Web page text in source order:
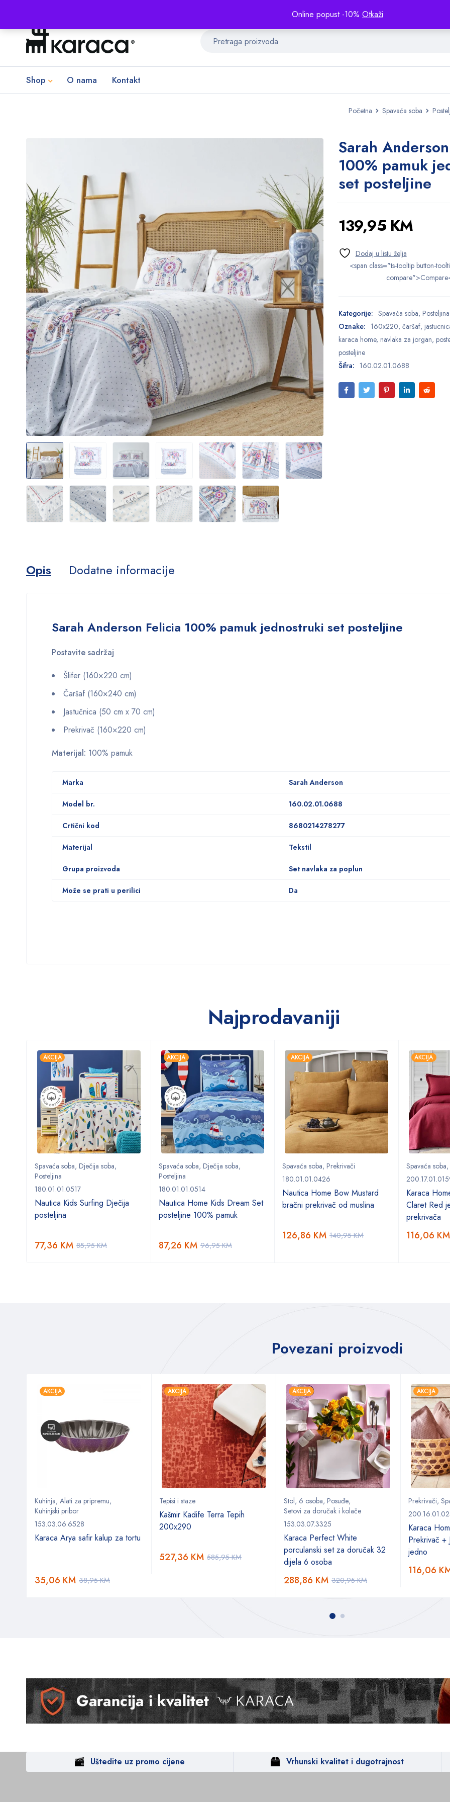
Online popust -10% Otkaži
Shop O nama Kontakt
Početna Spavaća soba
Sarah
100% pamuk
set posteljine
139,95 KM
<span class="ts-tooltip button-
Kategorije: Spavaća soba, Posteljina
Oznake: 160x220, čaršaf,
karaca home, navlaka za jorgan,
posteljine
Šifra: 160.02.01.0688
Opis Dodatne informacije
Sarah Anderson Felicia 100% pamuk jednostruki set posteljine
Postavite sadržaj
Šlifer (160×220 cm)
Čaršaf (160×240 cm)
Jastučnica (50 cm x 70 cm)
Prekrivač (160×220 cm)
Materijal: 100% pamuk
Marka Sarah Anderson
Model br. 160.02.01.0688
Crtični kod 8680214278277
Materijal Tekstil
Grupa proizvoda Set navlaka za poplun
Može se prati u perilici Da
Najprodavaniji
AKCIJA
Spavaća soba, Dječija soba,
Posteljina
180.01.01.0517
Nautica Kids Surfing Dječija
posteljina
85,95KM
77,36 KM
AKCIJA
Spavaća soba, Dječija soba,
Posteljina
180.01.01.0514
Nautica Home Kids Dream Set
posteljine 100% pamuk
96,95KM
87,26 KM
AKCIJA
Spavaća soba, Prekrivači
180.01.01.0426
Nautica Home Bow Mustard
bračni prekrivač od muslina
140,95KM
126,86 KM
AKCIJA
Spavaća soba,
Karaca
Claret Red
prekrivača
116,06 KM
Povezani proizvodi
AKCIJA
Kuhinja, Alati za pripremu,
Kuhinjski pribor
153.03.06.6528
Karaca Arya safir kalup za tortu
38,95KM
35,06 KM
AKCIJA
Tepisi i staze
Kašmir Kadife Terra Tepih
200x290
585,95KM
527,36 KM
AKCIJA
Stol, 6 osoba, Posuđe,
Setovi za doručak i kolače
153.03.07.3325
Karaca Perfect White
porculanski set za doručak 32
dijela 6 osoba
320,95KM
288,86 KM
AKCIJA
Prekrivači,
Karaca
Prekrivač +
jedno
116,06
Uštedite uz promo cijene Vrhunski kvalitet i dugotrajnost